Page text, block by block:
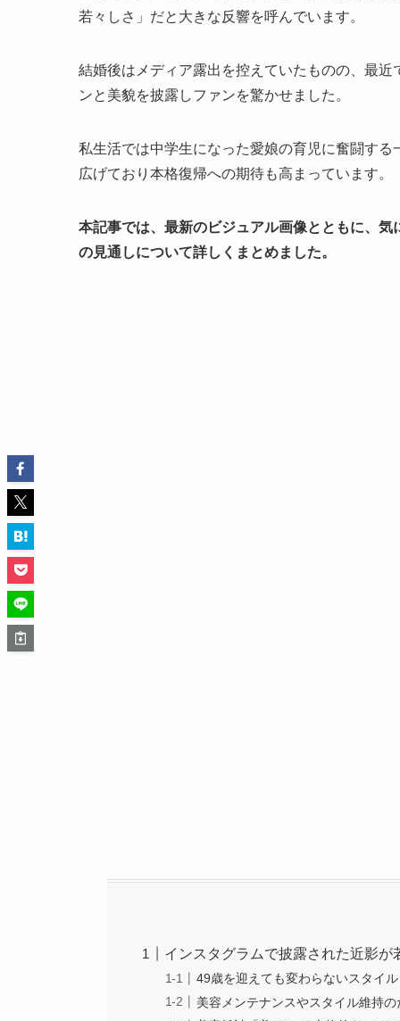
若々しさ」だと大きな反響を呼んでいます。
結婚後はメディア露出を控えていたものの、最
ンと美貌を披露しファンを驚かせました。
私生活では中学生になった愛娘の育児に奮闘す
広げており本格復帰への期待も高まっています。
本記事では、最新のビジュアル画像とともに、
の見通しについて詳しくまとめました。
インスタグラムで披露された近影が
49歳を迎えても変わらないスタイ
美容メンテナンスやスタイル維持